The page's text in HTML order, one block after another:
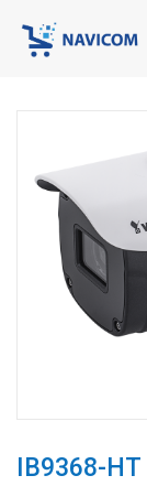
IB9368-HT